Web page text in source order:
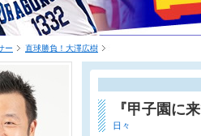
ー 直球勝負！大澤広樹
『甲子園に
日々